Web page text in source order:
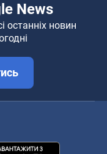
News
останніх новин